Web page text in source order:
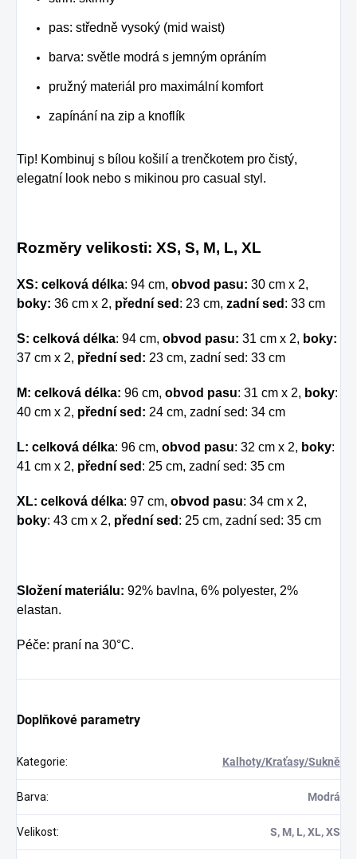
pas: středně vysoký (mid waist)
barva: světle modrá s jemným opráním
pružný materiál pro maximální komfort
zapínání na zip a knoflík
Tip! Kombinuj s bílou košilí a trenčkotem pro čistý,
elegatní look nebo s mikinou pro casual styl.
Rozměry velikosti: XS, S, M, L, XL
XS: celková délka: 94 cm, obvod pasu: 30 cm x 2,
boky: 36 cm x 2, přední sed : 23 cm, zadní sed : 33 cm
S: celková délka: 94 cm, obvod pasu: 31 cm x 2, boky:
37 cm x 2, přední sed: 23 cm, zadní sed: 33 cm
M: celková délka: 96 cm, obvod pasu: 31 cm x 2, boky:
40 cm x 2, přední sed: 24 cm, zadní sed: 34 cm
L: celková délka: 96 cm, obvod pasu: 32 cm x 2, boky:
41 cm x 2, přední sed : 25 cm, zadní sed: 35 cm
XL: celková délka: 97 cm, obvod pasu: 34 cm x 2,
boky: 43 cm x 2, přední sed : 25 cm, zadní sed: 35 cm
Složení materiálu: 92% bavlna, 6% polyester, 2%
elastan.
Péče: praní na 30°C.
Doplňkové parametry
Kategorie: Kalhoty/Kraťasy/Sukně
Barva: Modrá
Velikost: S, M, L, XL, XS